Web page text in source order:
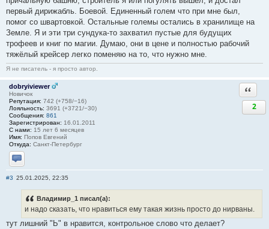
первый дирижабль. Боевой. Единенный голем что при мне был,
помог со швартовкой. Остальные големы остались в хранилище на
Земле. Я и эти три сундука-то захватил пустые для будущих
трофеев и книг по магии. Думаю, они в цене и полностью рабочий
тяжёлый крейсер легко поменяю на то, что нужно мне.
Я не писатель - я просто автор.
dobryiviewer
Новичок
Репутация: 742 (+758/−16)
Лояльность: 3691 (+3721/−30)
Сообщения: 861
Зарегистрирован: 16.01.2011
С нами: 15 лет 6 месяцев
Имя: Попов Евгений
Откуда: Санкт-Петербург
Отправить личное сообщение
2
#3 25.01.2025, 22:35
Владимир_1 писал(а):
и надо сказать, что нравиться ему такая жизнь просто до нирваны.
тут лишний "Ь" в нравится, контрольное слово что делает?